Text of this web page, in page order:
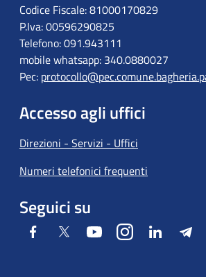
Codice Fiscale: 81000170829
P.Iva: 00596290825
Telefono: 091.943111
mobile whatsapp: 340.0880027
Pec:
Accesso agli uffici
Direzioni - Servizi - Uffici
Numeri telefonici frequenti
Seguici su
Facebook Twitter YoutubeInstagramLinkedIn